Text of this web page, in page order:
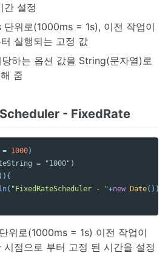
간 설정
위로(1000ms = 1s), 이전 작업이
실행되는 고정 값
하는 옵션 값을 String(문자열)로
줌
- FixedRate
= 1000)
= "1000")
(){
( "FixedRateScheduler - "+new Date());
위로(1000ms = 1s) 이전 작업이
시점으로 부터 고정 된 시간을 설정